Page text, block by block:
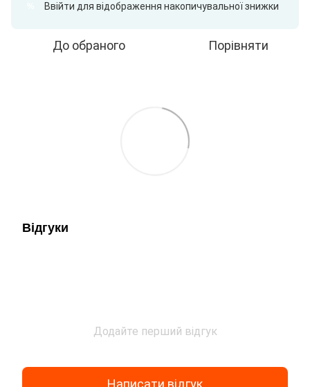
Ввійти для відображення накопичувальної знижки
До обраного Порівняти
Відгуки
Додайте перший відгук
Написати відгук